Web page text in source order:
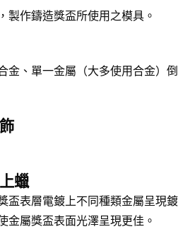
製作鑄造獎盃所使用之模具。
金、單一金屬（大多使用合金）倒
蠟
盃表層電鍍上不同種類金屬呈現鍍
金屬獎盃表面光澤呈現更佳。